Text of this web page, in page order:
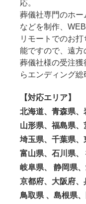
応。
葬儀社専門のホー
などを制作、
リモートでのお
能ですので、遠方
葬儀社様の受注
らエンディング総
【対応エリア】
北海道、青森県、
山形県、福島県、
埼玉県、千葉県、
富山県、石川県、
岐阜県、 静岡県
京都府、大阪府、
鳥取県 、島根県